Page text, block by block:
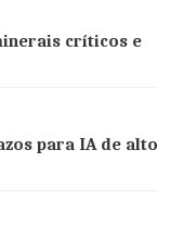
críticos e
para IA de alto